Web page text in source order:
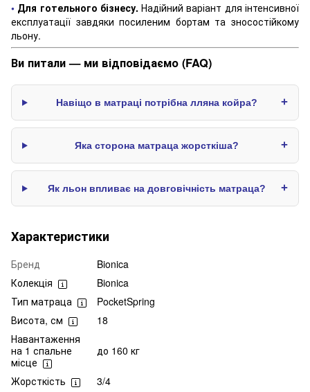
• Для готельного бізнесу. Надійний варіант для інтенсивної
експлуатації завдяки посиленим бортам та зносостійкому
льону.
Ви питали — ми відповідаємо (FAQ)
Навіщо в матраці потрібна лляна койра? +
Яка сторона матраца жорсткіша? +
Як льон впливає на довговічність матраца? +
Характеристики
Бренд
Bionica
Колекція
Bionica
Тип матраца
PocketSpring
Висота, см
18
Навантаження
на 1 спальне
місце
до 160 кг
Жорсткість
3/4